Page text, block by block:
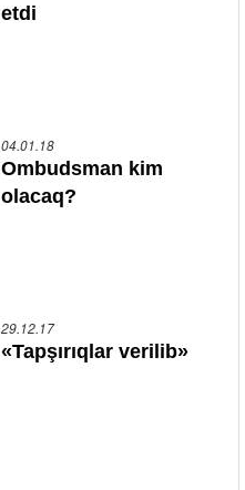
etdi
04.01.18
Ombudsman kim
olacaq?
29.12.17
«Tapşırıqlar verilib»